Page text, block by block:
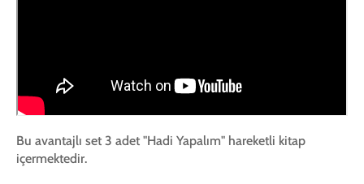
Bu avantajlı set 3 adet "Hadi Yapalım" hareketli kitap
içermektedir.